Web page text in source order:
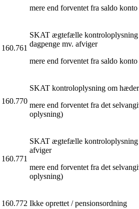
mere end forventet fra saldo
160.761
SKAT ægtefælle kontroloplysning
dagpenge mv. afviger
mere end forventet fra saldo
160.770
SKAT kontroloplysning om
mere end forventet fra det
oplysning)
160.771
SKAT ægtefælle kontroloplysning
afviger
mere end forventet fra det
oplysning)
160.772 Ikke oprettet / pensionsordning